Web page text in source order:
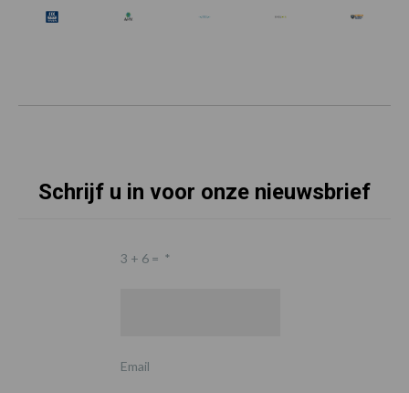
Schrijf u in voor onze nieuwsbrief
3 + 6 = *
Email